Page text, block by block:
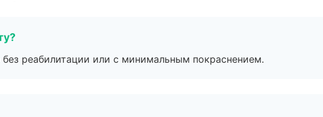
реабилитации или с минимальным покраснением.